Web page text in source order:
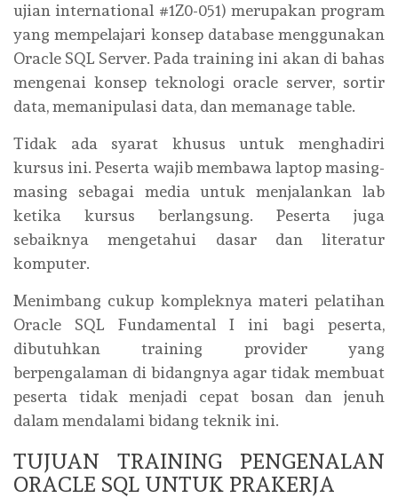
ujian international #1Z0-051) merupakan program
yang mempelajari konsep database menggunakan
Oracle SQL Server. Pada training ini akan di bahas
mengenai konsep teknologi oracle server, sortir
data, memanipulasi data, dan memanage table.
Tidak ada syarat khusus untuk menghadiri
kursus ini. Peserta wajib membawa laptop masing-
masing sebagai media untuk menjalankan lab
ketika kursus berlangsung. Peserta juga
sebaiknya mengetahui dasar dan literatur
komputer.
Menimbang cukup kompleknya materi pelatihan
Oracle SQL Fundamental I ini bagi peserta,
dibutuhkan training provider yang
berpengalaman di bidangnya agar tidak membuat
peserta tidak menjadi cepat bosan dan jenuh
dalam mendalami bidang teknik ini.
TUJUAN TRAINING PENGENALAN
ORACLE SQL UNTUK PRAKERJA